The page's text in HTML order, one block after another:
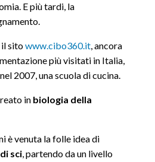
E più tardi, la
sitowww.cibo360.it, ancora
più visitati in Italia,
2007, una scuola di cucina.
in biologia della
è venuta la folle idea di
sci, partendo da un livello